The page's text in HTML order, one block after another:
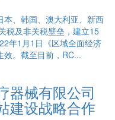
本、韩国、澳大利亚、新西
税及非关税壁垒，建立15
年1月1日《区域全面经济
效。截至目前，RC...
器械有限公司
建设战略合作